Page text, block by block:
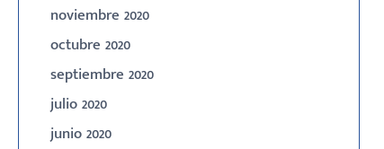
noviembre 2020
octubre 2020
septiembre 2020
julio 2020
junio 2020